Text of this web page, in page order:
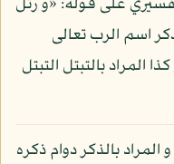
على قوله: «و رتل
اسم الرب تعالى
المراد بالتبتل التبتل
بالذكر دوام ذكره